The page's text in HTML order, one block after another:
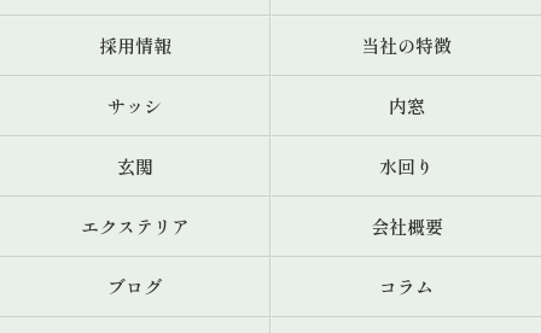
採用情報 当社の特徴
サッシ 内窓
玄関 水回り
エクステリア 会社概要
ブログ コラム